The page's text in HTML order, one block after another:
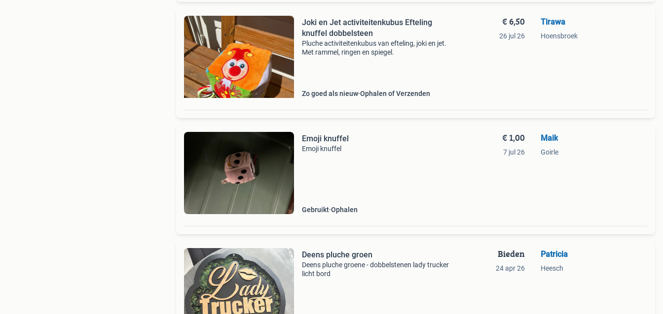
Joki en Jet activiteitenkubus Efteling
knuffel dobbelsteen
Pluche activiteitenkubus van efteling, joki en jet.
Met rammel, ringen en spiegel.
Zo goed als nieuw Ophalen of Verzenden
€ 6,50
26 jul 26
Tirawa
Hoensbroek
Emoji knuffel
Emoji knuffel
Gebruikt Ophalen
€ 1,00
7 jul 26
Maik
Goirle
Deens pluche groen
Deens pluche groene - dobbelstenen lady trucker
licht bord
Bieden
24 apr 26
Patricia
Heesch